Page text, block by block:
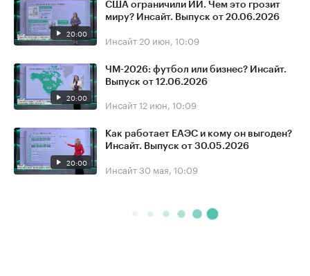
20:00
США ограничили ИИ. Чем это грозит
миру? Инсайт. Выпуск от 20.06.2026
Инсайт 20 июн, 10:09
20:00
ЧМ-2026: футбол или бизнес? Инсайт.
Выпуск от 12.06.2026
Инсайт12 июн, 10:09
20:00
Как работает ЕАЭС и кому он выгоден?
Инсайт. Выпуск от 30.05.2026
Инсайт30 мая, 10:09